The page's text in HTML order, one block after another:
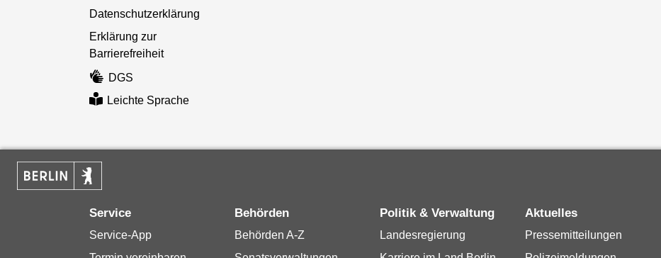
Datenschutzerklärung
Erklärung zur
Barrierefreiheit
DGS
Leichte Sprache
Service
Service-App
Behörden
Behörden A-Z
Politik & Verwaltung
Landesregierung
Aktuelles
Pressemitteilungen